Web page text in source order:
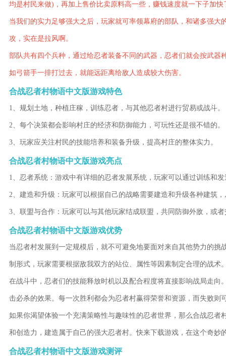
均是村民来做)，再加上售价比卖原料高一些，赚钱速度就一下子加
当我们的实力足够强大之后，玩家就可率领幕府的部队，和诸多强
攻，实在是拉风啊。
部队共有四个兵种，通过给忍者装备不同的武器，忍者们就会按武
如弓箭手一排打过去，就能远距离给敌人造成较大伤害。
合战忍者村物语中文版游戏特色
1、规划土地，种植庄稼，训练忍者，与其他忍者村进行贸易或战斗。
2、每个决策都会影响村庄的经济和防御能力，可玩性还是很不错的。
3、玩家应关注村民的技能培养和装备升级，提高村庄的整体实力。
合战忍者村物语中文版游戏亮点
1、忍者系统：游戏中有详细的忍者发展系统，玩家可以通过训练和
2、建造和升级：玩家可以根据自己的战略需要建造和升级各种建筑
3、联盟与合作：玩家可以与其他玩家结成联盟，共同防御外敌，或
合战忍者村物语中文版游戏优势
当忍者村发展到一定规模后，就不可避免地要面对来自其他势力的
制形式，玩家需要根据敌我双方的站位、属性等因素制定合理的战术
在战斗中，忍者们的技能释放时机以及配合程度将直接影响战局走
击必杀的效果。每一次胜利都会为忍者村赢得荣誉和资源，而失败
如果你渴望体验一个充满策略性与趣味性的忍者世界，那么合战忍
和创造力，建造属于自己的强大忍者村。快来下载游戏，在这个奇妙
合战忍者村物语中文版游戏测评